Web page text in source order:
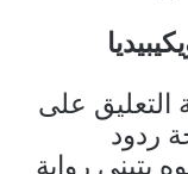
التعليق على
ردود
بتبني رواية